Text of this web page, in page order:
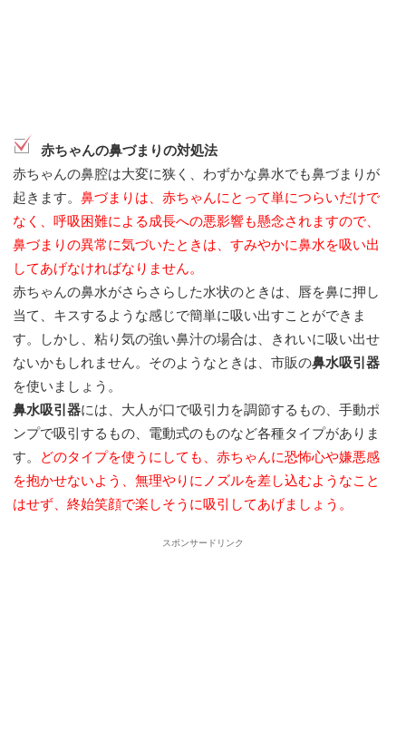
赤ちゃんの鼻づまりの対処法
赤ちゃんの鼻腔は大変に狭く、わずかな鼻水でも鼻づまりが
起きます。鼻づまりは、赤ちゃんにとって単につらいだけで
なく、呼吸困難による成長への悪影響も懸念されますので、
鼻づまりの異常に気づいたときは、すみやかに鼻水を吸い出
してあげなければなりません。
赤ちゃんの鼻水がさらさらした水状のときは、唇を鼻に押し
当て、キスするような感じで簡単に吸い出すことができま
す。しかし、粘り気の強い鼻汁の場合は、きれいに吸い出せ
ないかもしれません。そのようなときは、市販の鼻水吸引器
を使いましょう。
鼻水吸引器には、大人が口で吸引力を調節するもの、手動ポ
ンプで吸引するもの、電動式のものなど各種タイプがありま
す。 どのタイプを使うにしても、赤ちゃんに恐怖心や嫌悪感
を抱かせないよう、無理やりにノズルを差し込むようなこと
はせず、終始笑顔で楽しそうに吸引してあげましょう。
スポンサードリンク